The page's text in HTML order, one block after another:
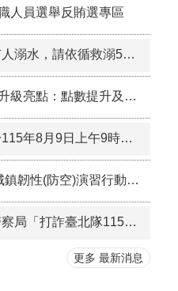
人員選舉反賄選專區
溺5步「叫、叫、伸、拋、划」，協助溺水者。
點：點數提升及優化使用說明
能有網路瞬斷之情形若有網站或服務卡住情形，請重新連線即可排除，造成不便，敬請見諒。
網路降速演練」，民眾使用110視訊報案App因應措施
詐臺北隊115年8月份反詐宣導」
更多 最新消息